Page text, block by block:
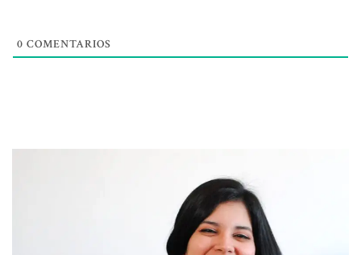
0 COMENTARIOS